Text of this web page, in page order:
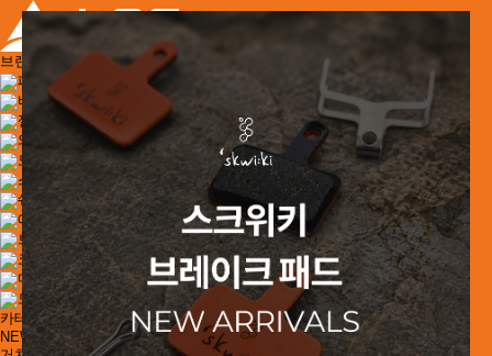
브랜드
패스트포워드
비타이어
젤루
와이비엔(YBN)
모멈
스크위키
쉐이프하트
에어붐
브레이키
코빅스
마이클블라스트
모팁
카테고리
NEW ARRIVAL